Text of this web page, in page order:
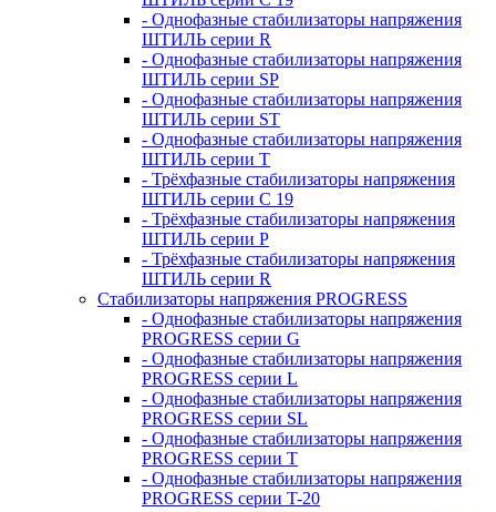
- Однофазные стабилизаторы напряжения
ШТИЛЬ серии R
- Однофазные стабилизаторы напряжения
ШТИЛЬ серии SP
- Однофазные стабилизаторы напряжения
ШТИЛЬ серии ST
- Однофазные стабилизаторы напряжения
ШТИЛЬ серии T
- Трёхфазные стабилизаторы напряжения
ШТИЛЬ серии C 19
- Трёхфазные стабилизаторы напряжения
ШТИЛЬ серии P
- Трёхфазные стабилизаторы напряжения
ШТИЛЬ серии R
Стабилизаторы напряжения PROGRESS
- Однофазные стабилизаторы напряжения
PROGRESS серии G
- Однофазные стабилизаторы напряжения
PROGRESS серии L
- Однофазные стабилизаторы напряжения
PROGRESS серии SL
- Однофазные стабилизаторы напряжения
PROGRESS серии T
- Однофазные стабилизаторы напряжения
PROGRESS серии T-20